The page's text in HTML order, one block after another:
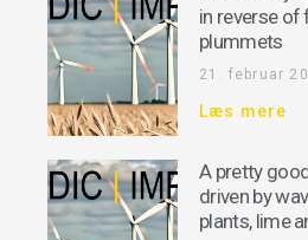
in reverse of
plummets
21. februar
Læs mere
A pretty
driven by
plants, lime